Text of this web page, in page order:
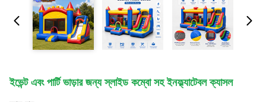
ইভেন্ট এবং পার্টি ভাড়ার জন্য স্লাইড কম্বো সহ ইনফ্ল্যাটেবল ক্যাসল